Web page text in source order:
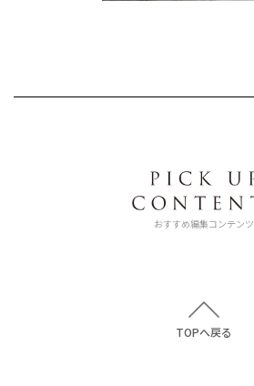
おすすめ編集コンテンツ
TOPへ戻る